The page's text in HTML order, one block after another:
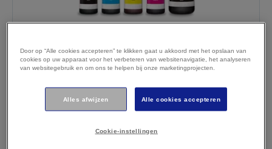
664 Ecotank Cyan ink bottle (70 ml)
Back to school
Bespaar 10% op geselecteerde EcoTank-inktflessen.
Jouw kortingscode:BTS10
korting is van toepassing op maximaal 3 stuks per product, per
Door op “Alle cookies accepteren” te klikken gaat u akkoord met het opslaan van
cookies op uw apparaat voor het verbeteren van websitenavigatie, het analyseren
van websitegebruik en om ons te helpen bij onze marketingprojecten.
Alles afwijzen Alle cookies accepteren
Cookie-instellingen